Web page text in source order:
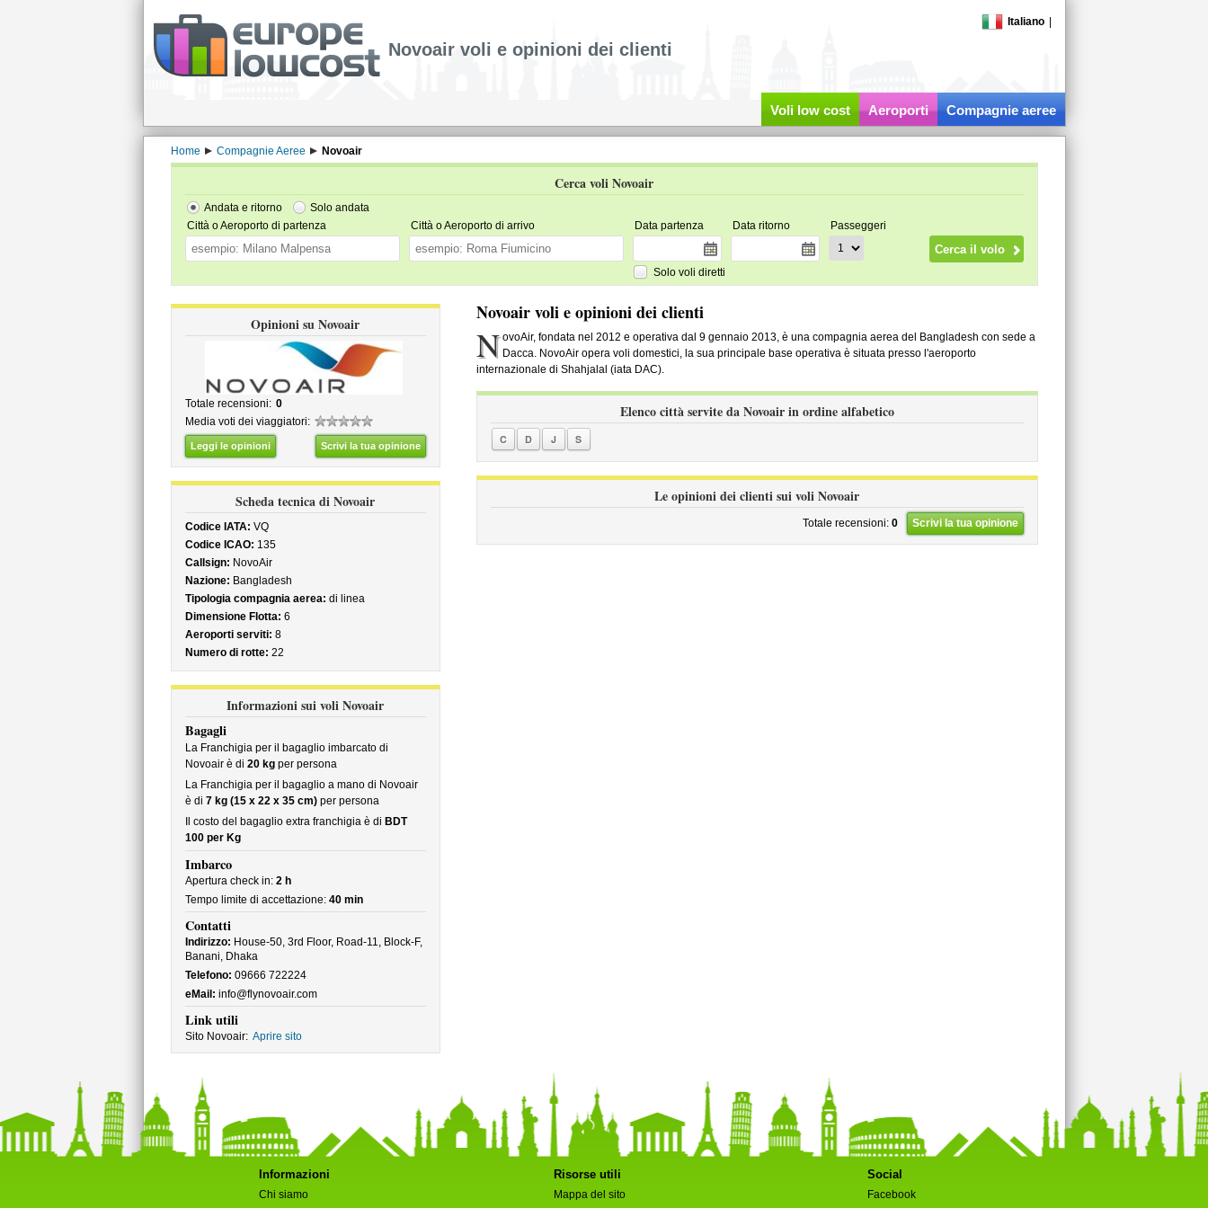
Italiano
Novoair voli e opinioni dei clienti
Voli low cost Aeroporti Compagnie aeree
Home Compagnie Aeree Novoair
Cerca voli Novoair
Andata e ritorno
Solo andata
Città o Aeroporto di partenza
Città o Aeroporto di arrivo Data partenza Data ritorno Passeggeri
Solo voli diretti
Opinioni su Novoair
Totale recensioni: 0
Media voti dei viaggiatori:
Leggi le opinioni Scrivi la tua opinione
Scheda tecnica di Novoair
Codice IATA: VQ
Codice ICAO: 135
Callsign: NovoAir
Nazione: Bangladesh
Tipologia compagnia aerea: di linea
Dimensione Flotta: 6
Aeroporti serviti: 8
Numero di rotte: 22
Informazioni sui voli Novoair
Bagagli
La Franchigia per il bagaglio imbarcato di
Novoair è di 20 kgper persona
La Franchigia per il bagaglio a mano di Novoair
è di 7 kg (15 x 22 x 35 cm)per persona
Il costo del bagaglio extra franchigia è di BDT
100 per Kg
Imbarco
Apertura check in: 2 h
Tempo limite di accettazione: 40 min
Contatti
Indirizzo: House-50, 3rd Floor, Road-11, Block-F,
Banani, Dhaka
Telefono: 09666 722224
eMail: info@flynovoair.com
Link utili
Sito Novoair: Aprire sito
Novoair voli e opinioni dei clienti
N ovoAir, fondata nel 2012 e operativa dal 9 gennaio 2013, è una compagnia aerea del Bangladesh con sede a
Dacca. NovoAir opera voli domestici, la sua principale base operativa è situata presso l'aeroporto
internazionale di Shahjalal (iata DAC).
Elenco città servite da Novoair in ordine alfabetico
C D J S
Le opinioni dei clienti sui voli Novoair
Totale recensioni: 0 Scrivi la tua opinione
Informazioni
Chi siamo
Risorse utili
Mappa del sito
Social
Facebook